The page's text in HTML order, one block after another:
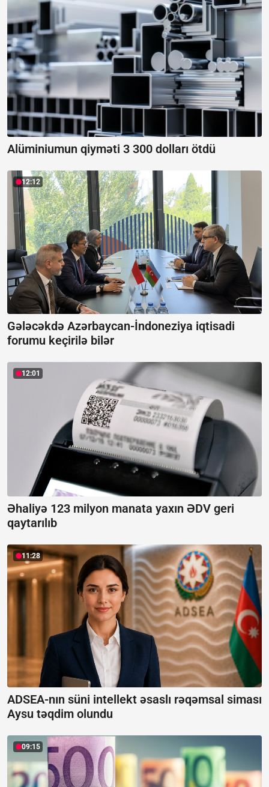
Alüminiumun qiyməti 3 300 dolları ötdü
12:12
Gələcəkdə Azərbaycan-İndoneziya iqtisadi
forumu keçirilə bilər
12:01
Əhaliyə 123 milyon manata yaxın ƏDV geri
qaytarılıb
11:28
ADSEA-nın süni intellekt əsaslı rəqəmsal siması
Aysu təqdim olundu
09:15